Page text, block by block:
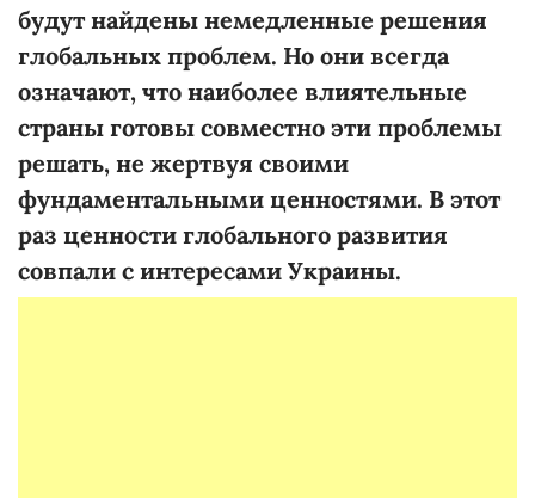
будут найдены немедленные решения
глобальных проблем. Но они всегда
означают, что наиболее влиятельные
страны готовы совместно эти проблемы
решать, не жертвуя своими
фундаментальными ценностями. В этот
раз ценности глобального развития
совпали с интересами Украины.